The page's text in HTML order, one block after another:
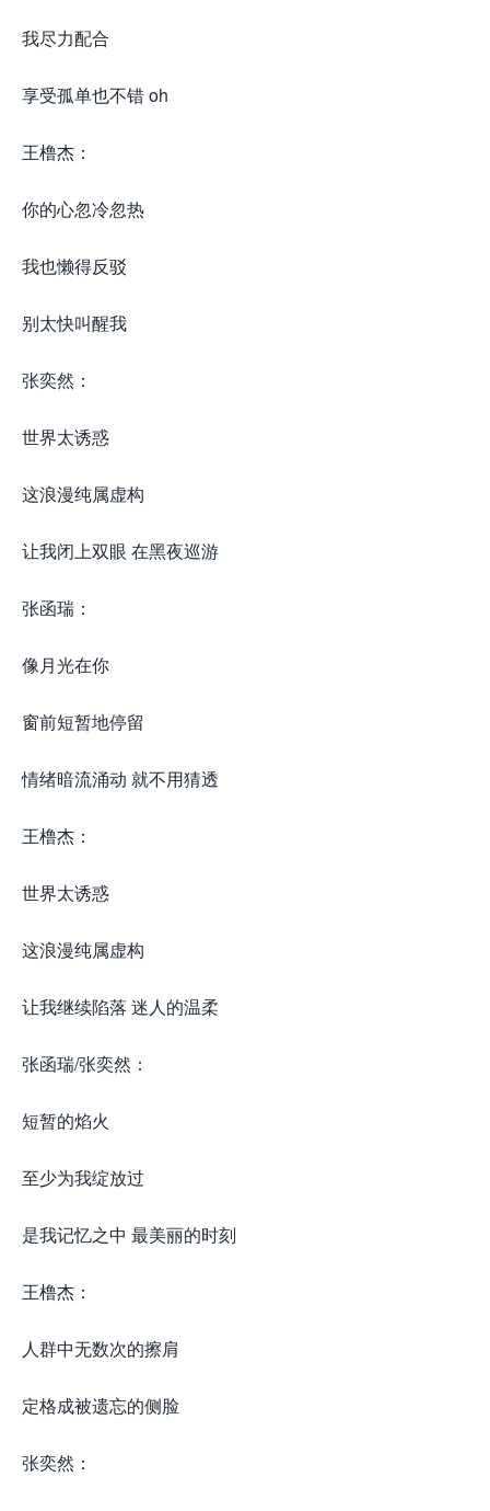
我尽力配合
享受孤单也不错 oh
王橹杰：
你的心忽冷忽热
我也懒得反驳
别太快叫醒我
张奕然：
世界太诱惑
这浪漫纯属虚构
让我闭上双眼 在黑夜巡游
张函瑞：
像月光在你
窗前短暂地停留
情绪暗流涌动 就不用猜透
王橹杰：
世界太诱惑
这浪漫纯属虚构
让我继续陷落 迷人的温柔
张函瑞/张奕然：
短暂的焰火
至少为我绽放过
是我记忆之中 最美丽的时刻
王橹杰：
人群中无数次的擦肩
定格成被遗忘的侧脸
张奕然：